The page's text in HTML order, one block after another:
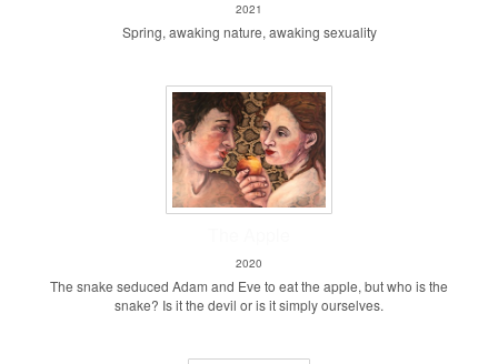
2021
Spring, awaking nature, awaking sexuality
2020
The snake seduced Adam and Eve to eat the apple, but who is the
snake? Is it the devil or is it simply ourselves.